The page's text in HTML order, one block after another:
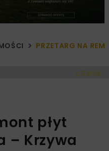
PRZETARG NA
< Cofnij
płyt
– Krzywa